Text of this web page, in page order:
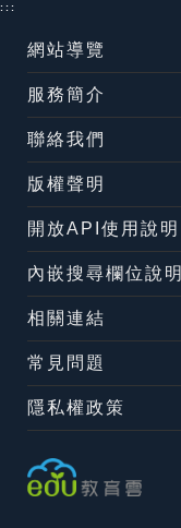
:::
網站導覽
服務簡介
聯絡我們
版權聲明
開放API使用說明
內嵌搜尋欄位說明
相關連結
常見問題
隱私權政策